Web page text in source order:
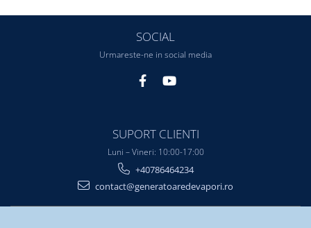
SOCIAL
Urmareste-ne in social media
SUPORT CLIENTI
Luni – Vineri: 10:00-17:00
+40786464234
contact@generatoaredevapori.ro